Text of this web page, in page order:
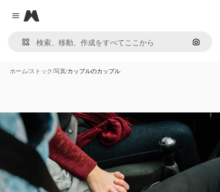
Close menu
Magnific
画像で
ホーム/ストック/写真/カップルのカップル